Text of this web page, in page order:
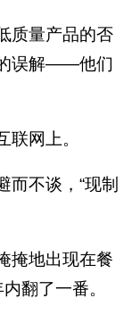
质量产品的否
误解——他们
网上。
而不谈，“现制
掩地出现在餐
翻了一番。